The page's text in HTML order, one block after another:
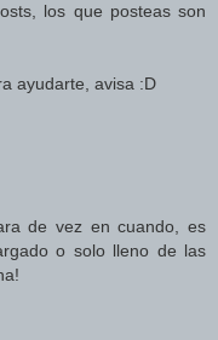
los que posteas son
ayudarte, avisa :D
de vez en cuando, es
o solo lleno de las